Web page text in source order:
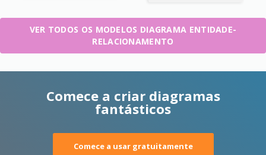
VER TODOS OS MODELOS DIAGRAMA ENTIDADE-
RELACIONAMENTO
Comece a criar diagramas
fantásticos
Comece a usar gratuitamente